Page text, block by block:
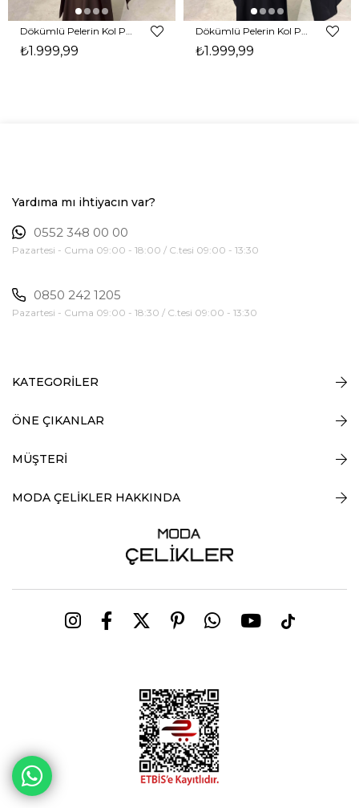
₺1.999,99 ₺1.999,99
Yardıma mı ihtiyacın var?
0552 348 00 00
Pazartesi - Cuma 09:00 - 18:00 / C.tesi 09:00 - 13:30
0850 242 1205
Pazartesi - Cuma 09:00 - 18:30 / C.tesi 09:00 - 13:30
KATEGORİLER
ÖNE ÇIKANLAR
MÜŞTERİ
MODA ÇELİKLER HAKKINDA